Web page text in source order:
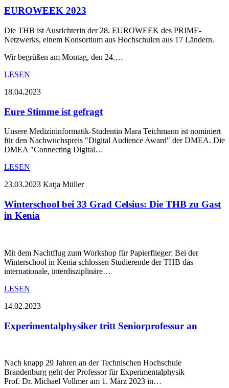
EUROWEEK 2023
Die THB ist Ausrichterin der 28. EUROWEEK des PRIME-
Netzwerks, einem Konsortium aus Hochschulen aus 17 Ländern.
Wir begrüßen am Montag, den 24.…
LESEN
18.04.2023
Eure Stimme ist gefragt
Unsere Medizininformatik-Studentin Mara Teichmann ist nominiert
für den Nachwuchspreis "Digital Audience Award" der DMEA. Die
DMEA "Connecting Digital…
LESEN
23.03.2023 Katja Müller
Winterschool bei 33 Grad Celsius: Die THB zu Gast
in Kenia
Mit dem Nachtflug zum Workshop für Papierflieger: Bei der
Winterschool in Kenia schlossen Studierende der THB das
internationale, interdisziplinäre…
LESEN
14.02.2023
Experimentalphysiker tritt Seniorprofessur an
Nach knapp 29 Jahren an der Technischen Hochschule
Brandenburg geht der Professor für Experimentalphysik
Prof. Dr. Michael Vollmer am 1. März 2023 in…